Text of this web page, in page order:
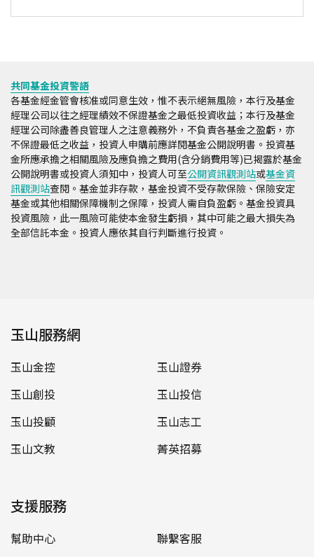
共同基金投資警語
各基金經金管會核准或同意生效，惟不表示絕無風險，本行及基金
經理公司以往之經理績效不保證基金之最低投資收益；本行及基金
經理公司除盡善良管理人之注意義務外，不負責各基金之盈虧，亦
不保證最低之收益，投資人申購前應詳閱基金公開說明書。投資基
金所應承擔之相關風險及應負擔之費用(含分銷費用等)已揭露於基金
公開說明書或投資人須知中，投資人可至公開資訊觀測站或基金資
訊觀測站查閱。基金並非存款，基金投資不受存款保險、保險安定
基金或其他相關保障機制之保障，投資人需自負盈虧。基金投資具
投資風險，此一風險可能使本金發生虧損，其中可能之最大損失為
全部信託本金。投資人應依其自行判斷進行投資。
玉山服務網
玉山金控
玉山證券
玉山創投
玉山投信
玉山投顧
玉山志工
玉山文教
菁英招募
支援服務
幫助中心
聯繫客服